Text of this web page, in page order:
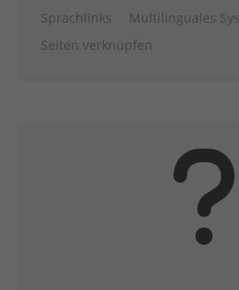
Sprachlinks
Multilinguales
Seiten verknüpfen